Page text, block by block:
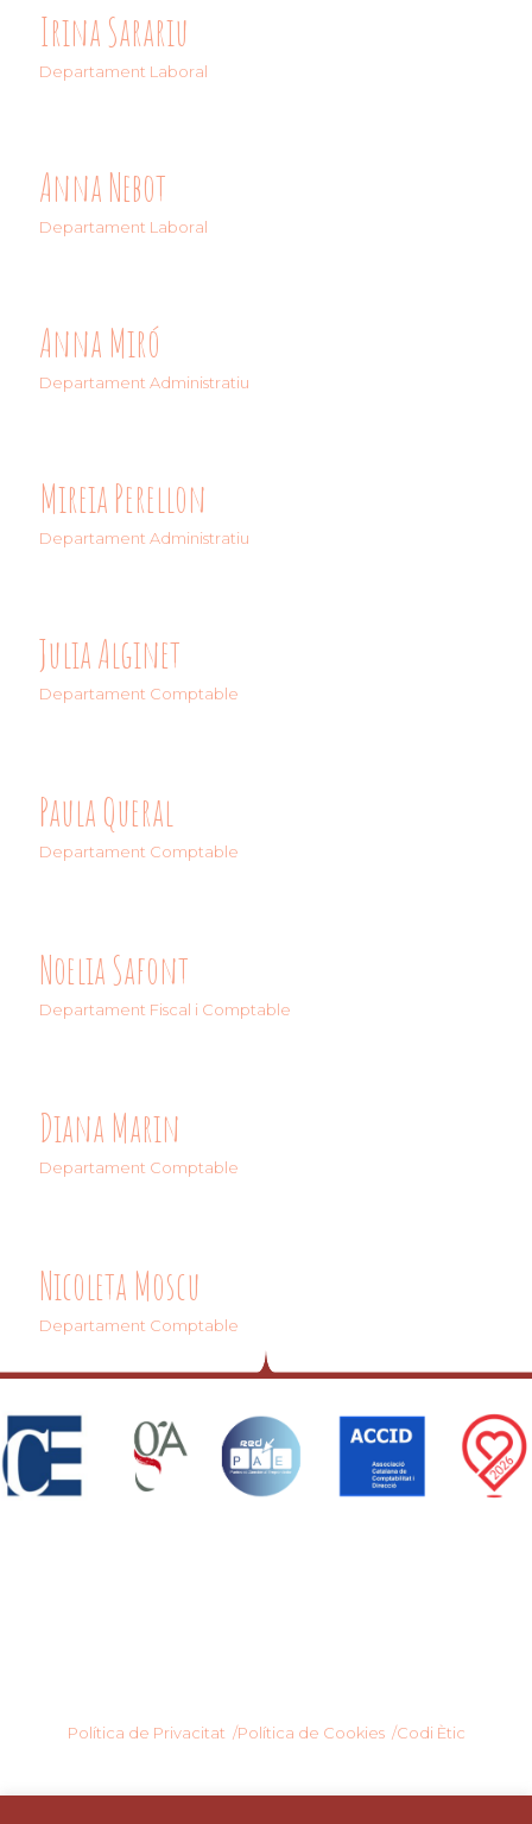
Irina Sarariu
Departament Laboral
Anna Nebot
Departament Laboral
Anna Miró
Departament Administratiu
Mireia Perellon
Departament Administratiu
Julia Alginet
Departament Comptable
Paula Queral
Departament Comptable
Noelia Safont
Departament Fiscal i Comptable
Diana Marin
Departament Comptable
Nicoleta Moscu
Departament Comptable
Política de Privacitat /Política de Cookies /Codi Ètic